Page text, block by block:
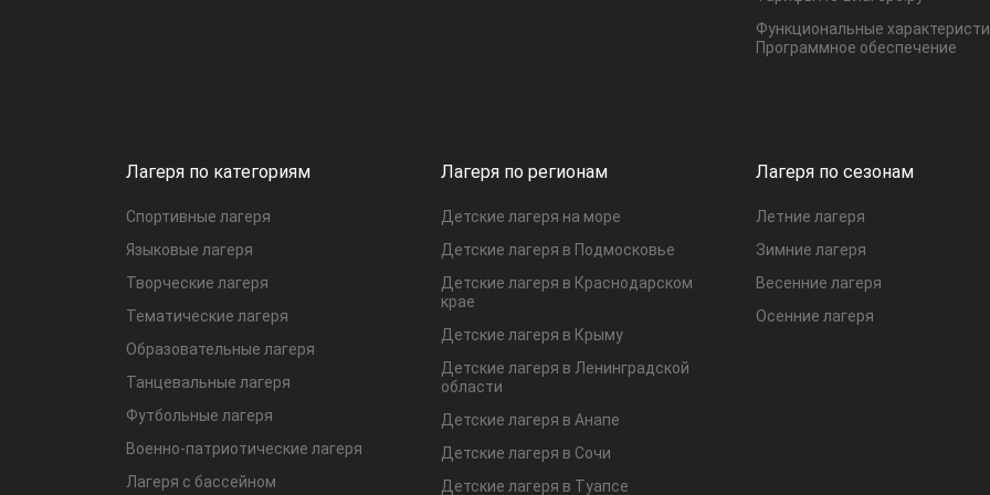
Функциональные
Программное обеспечение
Лагеря по категориям
Спортивные лагеря
Языковые лагеря
Творческие лагеря
Тематические лагеря
Образовательные лагеря
Танцевальные лагеря
Футбольные лагеря
Военно-патриотические лагеря
Лагеря с бассейном
Лагеря по регионам
Детские лагеря на море
Детские лагеря в Подмосковье
Детские лагеря в Краснодарском
крае
Детские лагеря в Крыму
Детские лагеря в Ленинградской
области
Детские лагеря в Анапе
Детские лагеря в Сочи
Детские лагеря в Туапсе
Лагеря по сезонам
Летние лагеря
Зимние лагеря
Весенние лагеря
Осенние лагеря